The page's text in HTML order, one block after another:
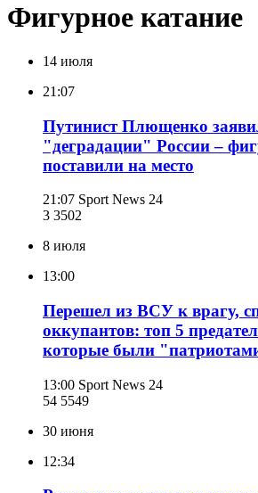
Фигурное катание
14 июля
21:07
Путинист Плющенко
"деградации" России –
поставили на место
21:07 Sport News 24
3 3502
8 июля
13:00
Перешел из ВСУ к врагу,
оккупантов: топ 5
которые были
13:00 Sport News 24
54 5549
30 июня
12:34